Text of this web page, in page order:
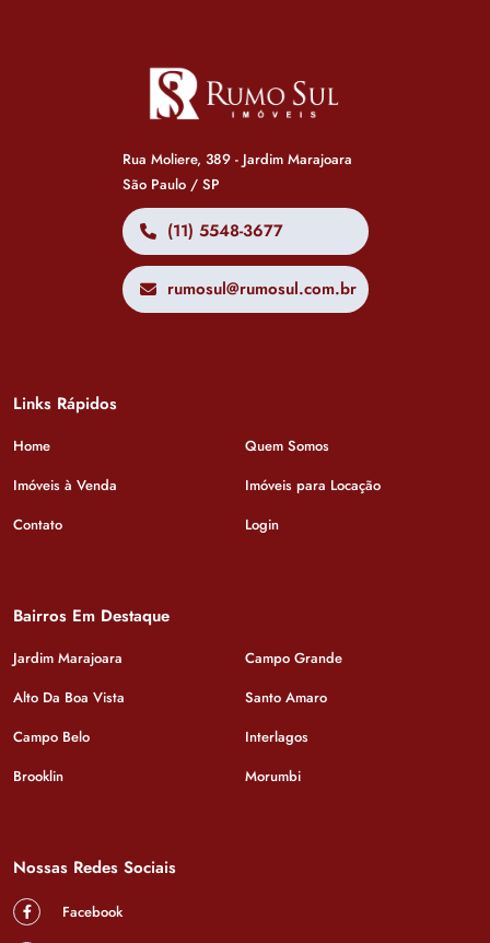
Rua Moliere, 389 - Jardim Marajoara
São Paulo / SP
(11) 5548-3677
rumosul@rumosul.com.br
Links Rápidos
Home
Quem Somos
Imóveis à Venda
Imóveis para Locação
Contato
Login
Bairros Em Destaque
Jardim Marajoara
Campo Grande
Alto Da Boa Vista
Santo Amaro
Campo Belo
Interlagos
Brooklin
Morumbi
Nossas Redes Sociais
Facebook